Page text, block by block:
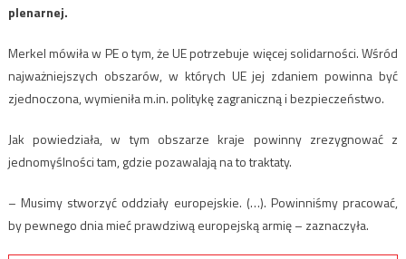
plenarnej.
Merkel mówiła w PE o tym, że UE potrzebuje więcej solidarności. Wśród
najważniejszych obszarów, w których UE jej zdaniem powinna być
zjednoczona, wymieniła m.in. politykę zagraniczną i bezpieczeństwo.
Jak powiedziała, w tym obszarze kraje powinny zrezygnować z
jednomyślności tam, gdzie pozawalają na to traktaty.
– Musimy stworzyć oddziały europejskie. (…). Powinniśmy pracować,
by pewnego dnia mieć prawdziwą europejską armię – zaznaczyła.